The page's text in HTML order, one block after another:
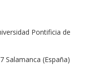
Pontificia de
Salamanca (España)